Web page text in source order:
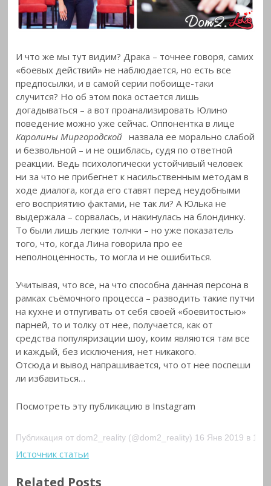
И что же мы тут видим? Драка – точнее говоря, самих
«боевых действий» не наблюдается, но есть все
предпосылки, и в самой серии побоище-таки
случится? Но об этом пока остается лишь
догадываться – а вот проанализировать Юлино
поведение можно уже сейчас. Оппонентка в лице
Каролины Миргородской назвала ее морально слабой
и безвольной – и не ошиблась, судя по ответной
реакции. Ведь психологически устойчивый человек
ни за что не прибегнет к насильственным методам в
ходе диалога, когда его ставят перед неудобными
его восприятию фактами, не так ли? А Юлька не
выдержала – сорвалась, и накинулась на блондинку.
То были лишь легкие толчки – но уже показатель
того, что, когда Лина говорила про ее
неполноценность, то могла и не ошибиться.
Учитывая, что все, на что способна данная персона в
рамках съёмочного процесса – разводить такие путчи
на кухне и отпугивать от себя своей «боевитостью»
парней, то и толку от нее, получается, как от
средства популяризации шоу, коим являются там все
и каждый, без исключения, нет никакого.
Отсюда и вывод напрашивается, что от нее поспеши
ли избавиться…
Посмотреть эту публикацию в Instagram
Публикация от dom2_reality (@dom2_reality) 16 Янв 2019 в
Источник статьи
Related Posts